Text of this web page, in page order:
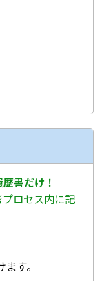
書だけ！
ロセス内に記
す。